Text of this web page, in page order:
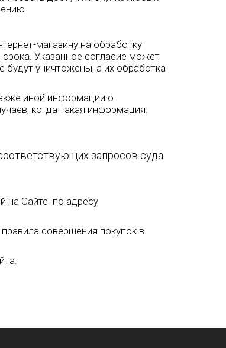
магазину на обработку
Указанное согласие может
уничтожены, а их обработка
иной информации о
когда такая информация:
запросов суда
на Сайте по адресу
совершения покупок в